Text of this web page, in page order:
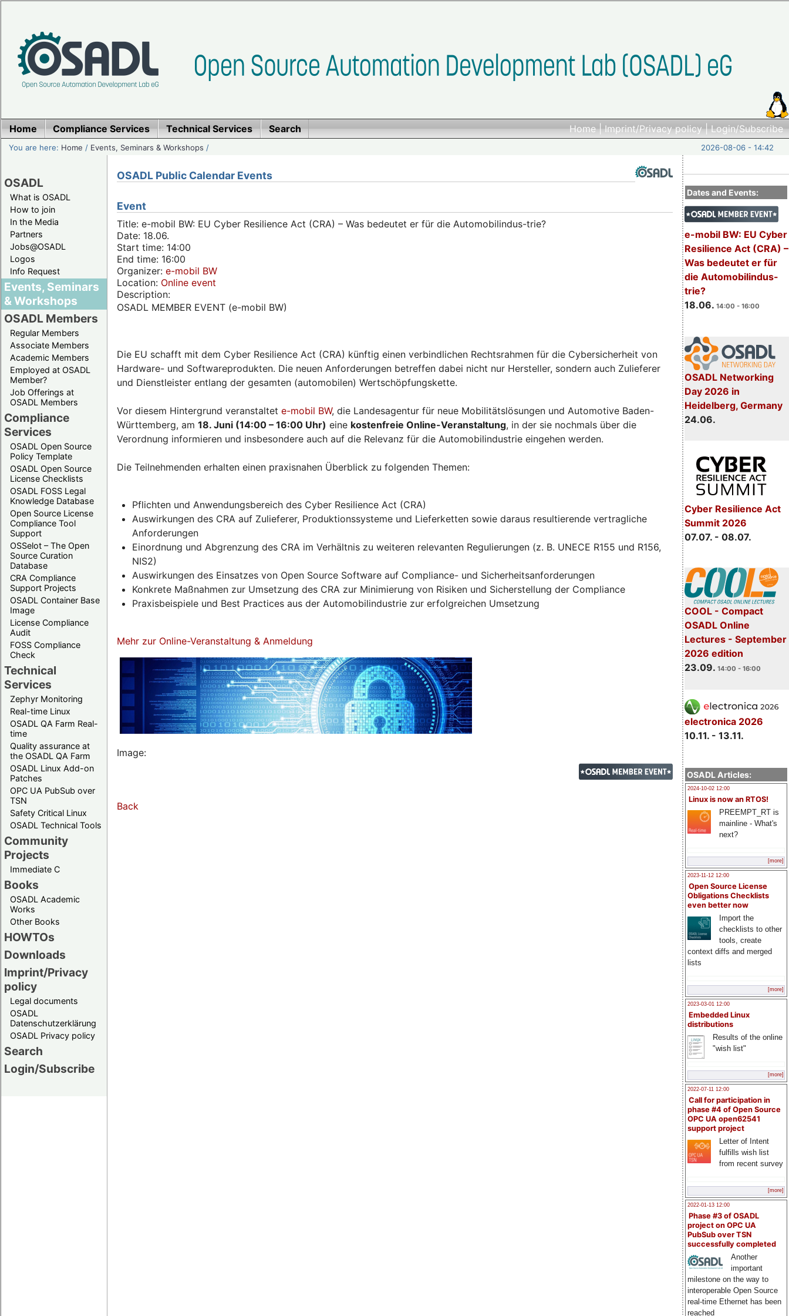
Home|Imprint/Privacy policy|Login/Subscribe
Home Compliance Services Technical Services Search
You are here: Home / Events, Seminars & Workshops / 2026-08-06 - 14:42
OSADL
What is OSADL
How to join
In the Media
Partners
Jobs@OSADL
Logos
Info Request
Events, Seminars
& Workshops
OSADL Members
Regular Members
Associate Members
Academic Members
Employed at OSADL
Member?
Job Offerings at
OSADL Members
Compliance
Services
OSADL Open Source
Policy Template
OSADL Open Source
License Checklists
OSADL FOSS Legal
Knowledge Database
Open Source License
Compliance Tool
Support
OSSelot – The Open
Source Curation
Database
CRA Compliance
Support Projects
OSADL Container Base
Image
License Compliance
Audit
FOSS Compliance
Check
Technical
Services
Zephyr Monitoring
Real-time Linux
OSADL QA Farm Real-
time
Quality assurance at
the OSADL QA Farm
OSADL Linux Add-on
Patches
OPC UA PubSub over
TSN
Safety Critical Linux
OSADL Technical Tools
Community
Projects
Immediate C
Books
OSADL Academic
Works
Other Books
HOWTOs
Downloads
Imprint/Privacy
policy
Legal documents
OSADL
Datenschutzerklärung
OSADL Privacy policy
Search
Login/Subscribe
Dates and Events:
e-mobil BW: EU Cyber
Resilience Act (CRA) –
Was bedeutet er für
die Automobilindus-
trie?
18.06. 14:00 - 16:00
OSADL Networking
Day 2026 in
Heidelberg, Germany
24.06.
Cyber Resilience Act
Summit 2026
07.07. - 08.07.
COOL - Compact
OSADL Online
Lectures - September
2026 edition
23.09. 14:00 - 16:00
electronica 2026
10.11. - 13.11.
OSADL Articles:
2024-10-02 12:00
Linux is now an RTOS!
PREEMPT_RT is
mainline - What's
next?
[more]
2023-11-12 12:00
Open Source License
Obligations Checklists
even better now
Import the
checklists to other
tools, create
context diffs and merged
lists
[more]
2023-03-01 12:00
Embedded Linux
distributions
Results of the online
"wish list"
[more]
2022-07-11 12:00
Call for participation in
phase #4 of Open Source
OPC UA open62541
support project
Letter of Intent
fulfills wish list
from recent survey
[more]
2022-01-13 12:00
Phase #3 of OSADL
project on OPC UA
PubSub over TSN
successfully completed
Another
important
milestone on the way to
interoperable Open Source
real-time Ethernet has been
reached
OSADL Public Calendar Events
Event
Title: e-mobil BW: EU Cyber Resilience Act (CRA) – Was bedeutet er für die Automobilindus-trie?
Date: 18.06.
Start time: 14:00
End time: 16:00
Organizer: e-mobil BW
Location: Online event
Description:
OSADL MEMBER EVENT (e-mobil BW)
Die EU schafft mit dem Cyber Resilience Act (CRA) künftig einen verbindlichen Rechtsrahmen für die Cybersicherheit von
Hardware- und Softwareprodukten. Die neuen Anforderungen betreffen dabei nicht nur Hersteller, sondern auch Zulieferer
und Dienstleister entlang der gesamten (automobilen) Wertschöpfungskette.
Vor diesem Hintergrund veranstaltet e-mobil BW, die Landesagentur für neue Mobilitätslösungen und Automotive Baden-
Württemberg, am 18. Juni (14:00 – 16:00 Uhr) eine kostenfreie Online-Veranstaltung, in der sie nochmals über die
Verordnung informieren und insbesondere auch auf die Relevanz für die Automobilindustrie eingehen werden.
Die Teilnehmenden erhalten einen praxisnahen Überblick zu folgenden Themen:
Pflichten und Anwendungsbereich des Cyber Resilience Act (CRA)
Auswirkungen des CRA auf Zulieferer, Produktionssysteme und Lieferketten sowie daraus resultierende vertragliche
Anforderungen
Einordnung und Abgrenzung des CRA im Verhältnis zu weiteren relevanten Regulierungen (z. B. UNECE R155 und R156,
NIS2)
Auswirkungen des Einsatzes von Open Source Software auf Compliance- und Sicherheitsanforderungen
Konkrete Maßnahmen zur Umsetzung des CRA zur Minimierung von Risiken und Sicherstellung der Compliance
Praxisbeispiele und Best Practices aus der Automobilindustrie zur erfolgreichen Umsetzung
Mehr zur Online-Veranstaltung & Anmeldung
Image:
Back